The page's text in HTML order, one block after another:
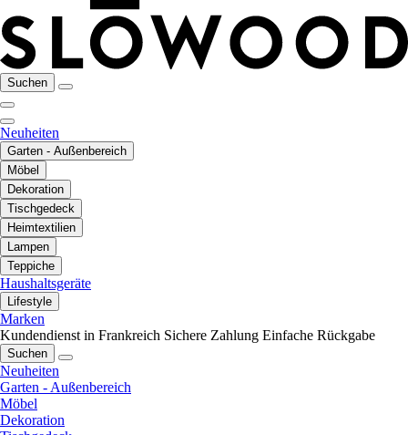
Suchen
Neuheiten
Garten - Außenbereich
Möbel
Dekoration
Tischgedeck
Heimtextilien
Lampen
Teppiche
Haushaltsgeräte
Lifestyle
Marken
Kundendienst in Frankreich Sichere Zahlung Einfache Rückgabe
Suchen
Neuheiten
Garten - Außenbereich
Möbel
Dekoration